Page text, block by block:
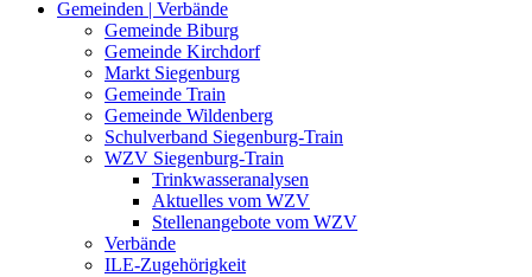
Gemeinden | Verbände
Gemeinde Biburg
Gemeinde Kirchdorf
Markt Siegenburg
Gemeinde Train
Gemeinde Wildenberg
Schulverband Siegenburg-Train
WZV Siegenburg-Train
Trinkwasseranalysen
Aktuelles vom WZV
Stellenangebote vom WZV
Verbände
ILE-Zugehörigkeit